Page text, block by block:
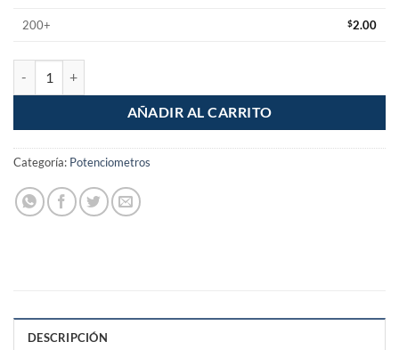
200+ $2.00
AÑADIR AL CARRITO
Categoría: Potenciometros
DESCRIPCIÓN